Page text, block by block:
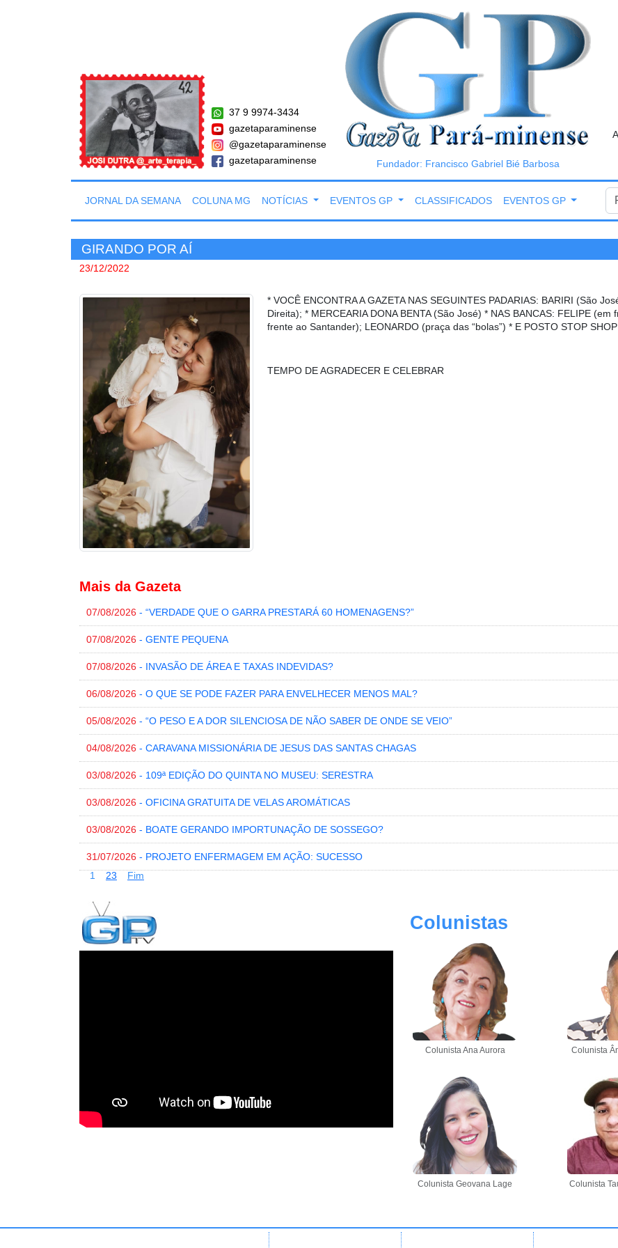
37 9 9974-3434
gazetaparaminense
@gazetaparaminense
gazetaparaminense
Fundador: Francisco Gabriel Bié Barbosa
JORNAL DA SEMANA COLUNA MG NOTÍCIAS EVENTOS GP CLASSIFICADOS EVENTOS GP
GIRANDO POR AÍ
23/12/2022
* VOCÊ ENCONTRA A GAZETA NAS SEGUINTES PADARIAS: BARIRI (São
Direita); * MERCEARIA DONA BENTA (São José) * NAS BANCAS: FELIPE
frente ao Santander); LEONARDO (praça das “bolas”) * E POSTO STOP
TEMPO DE AGRADECER E CELEBRAR
Mais da Gazeta
07/08/2026 - “VERDADE QUE O GARRA PRESTARÁ 60 HOMENAGENS?”
07/08/2026 - GENTE PEQUENA
07/08/2026 - INVASÃO DE ÁREA E TAXAS INDEVIDAS?
06/08/2026 - O QUE SE PODE FAZER PARA ENVELHECER MENOS MAL?
05/08/2026 - “O PESO E A DOR SILENCIOSA DE NÃO SABER DE ONDE SE VEIO”
04/08/2026 - CARAVANA MISSIONÁRIA DE JESUS DAS SANTAS CHAGAS
03/08/2026 - 109ª EDIÇÃO DO QUINTA NO MUSEU: SERESTRA
03/08/2026 - OFICINA GRATUITA DE VELAS AROMÁTICAS
03/08/2026 - BOATE GERANDO IMPORTUNAÇÃO DE SOSSEGO?
31/07/2026 - PROJETO ENFERMAGEM EM AÇÃO: SUCESSO
1
23 Fim
Colunistas
Colunista Ana Aurora Colunista
Colunista Geovana Lage Colunista